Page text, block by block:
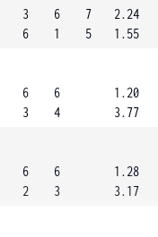
3
6
6
1
7
5
2.24
1.55
6
3
6
4
1.20
3.77
6
2
6
3
1.28
3.17